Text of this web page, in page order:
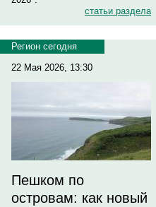
статьи раздела
Регион сегодня
22 Мая 2026, 13:30
Пешком по
островам: как новый